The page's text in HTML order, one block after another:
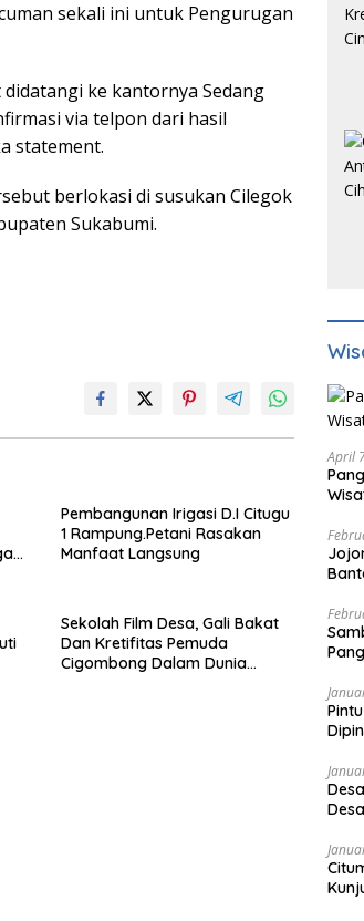
sekali ini untuk Pengurugan
didatangi ke kantornya Sedang
via telpon dari hasil
statement.
berlokasi di susukan Cilegok
Sukabumi.
Pembangunan Irigasi D.I Citugu
1 Rampung.Petani Rasakan
Manfaat Langsung
Sekolah Film Desa, Gali Bakat
Dan Kretifitas Pemuda
Cigombong Dalam Dunia
April